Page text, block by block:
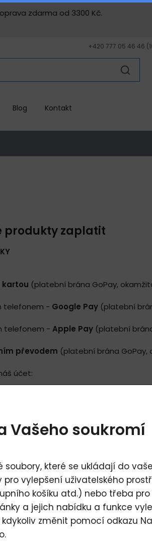
zdarma od 3300 Kč.
+420 777 05 46 46
Blog Kontakt
produkty zaplatit
kartou (platební brána GoPay,
telefonem - Google Pay (platební
telefonem - Apple Pay (platební
převodem (platební brána GoPay,
účet:
kód, uvedený v proforma
Eurový účet platíte :
Vašeho soukromí
soubory, které se ukládají do
pro vylepšení uživatelského
košíku atd.) nebo třeba
a jejich nabídku a funkce
změnit pomocí odkazu